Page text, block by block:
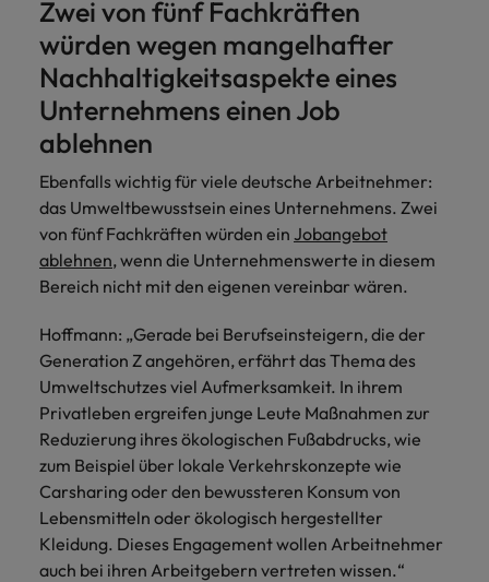
Zwei von fünf Fachkräften
würden wegen mangelhafter
Nachhaltigkeitsaspekte eines
Unternehmens einen Job
ablehnen
Ebenfalls wichtig für viele deutsche Arbeitnehmer:
das Umweltbewusstsein eines Unternehmens. Zwei
von fünf Fachkräften würden ein Jobangebot
ablehnen, wenn die Unternehmenswerte in diesem
Bereich nicht mit den eigenen vereinbar wären.
Hoffmann: „Gerade bei Berufseinsteigern, die der
Generation Z angehören, erfährt das Thema des
Umweltschutzes viel Aufmerksamkeit. In ihrem
Privatleben ergreifen junge Leute Maßnahmen zur
Reduzierung ihres ökologischen Fußabdrucks, wie
zum Beispiel über lokale Verkehrskonzepte wie
Carsharing oder den bewussteren Konsum von
Lebensmitteln oder ökologisch hergestellter
Kleidung. Dieses Engagement wollen Arbeitnehmer
auch bei ihren Arbeitgebern vertreten wissen.“